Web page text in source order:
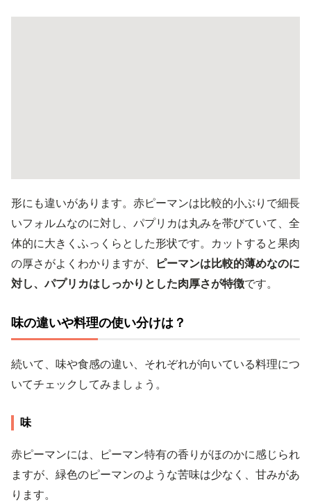
形にも違いがあります。赤ピーマンは比較的小ぶりで細長
いフォルムなのに対し、パプリカは丸みを帯びていて、全
体的に大きくふっくらとした形状です。カットすると果肉
の厚さがよくわかりますが、
ピーマンは比較的薄めなのに
対し、パプリカはしっかりとした肉厚さが特徴です。
味の違いや料理の使い分けは？
続いて、味や食感の違い、それぞれが向いている料理につ
いてチェックしてみましょう。
味
赤ピーマンには、ピーマン特有の香りがほのかに感じられ
ますが、緑色のピーマンのような苦味は少なく、甘みがあ
ります。